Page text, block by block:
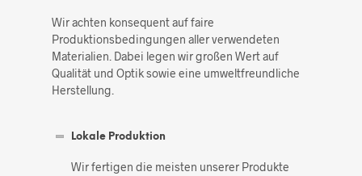
Wir achten konsequent auf faire
Produktionsbedingungen aller verwendeten
Materialien. Dabei legen wir großen Wert auf
Qualität und Optik sowie eine umweltfreundliche
Herstellung.
Lokale Produktion
Wir fertigen die meisten unserer Produkte